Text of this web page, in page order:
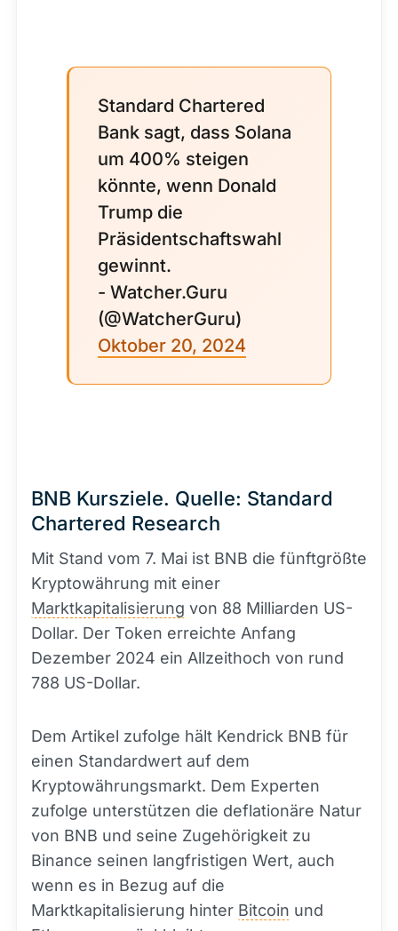
Standard Chartered
Bank sagt, dass Solana
um 400% steigen
könnte, wenn Donald
Trump die
Präsidentschaftswahl
gewinnt.
- Watcher.Guru
(@WatcherGuru)
Oktober 20, 2024
BNB Kursziele. Quelle: Standard
Chartered Research
Mit Stand vom 7. Mai ist BNB die fünftgrößte
Kryptowährung mit einer
Marktkapitalisierung von 88 Milliarden US-
Dollar. Der Token erreichte Anfang
Dezember 2024 ein Allzeithoch von rund
788 US-Dollar.
Dem Artikel zufolge hält Kendrick BNB für
einen Standardwert auf dem
Kryptowährungsmarkt. Dem Experten
zufolge unterstützen die deflationäre Natur
von BNB und seine Zugehörigkeit zu
Binance seinen langfristigen Wert, auch
wenn es in Bezug auf die
Marktkapitalisierung hinter Bitcoin und